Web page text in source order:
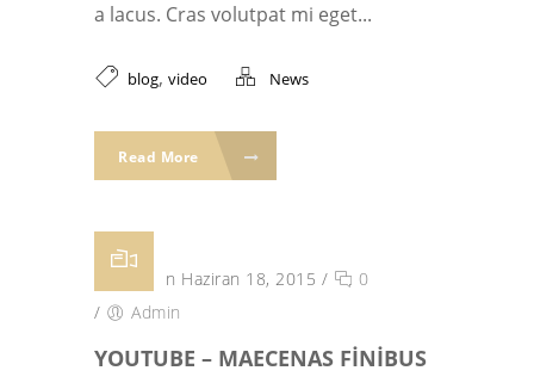
a lacus. Cras volutpat mi eget...
blog, video News
Read More
Posted on Haziran 18, 2015 /
0
/
Admin
YOUTUBE – MAECENAS FINIBUS